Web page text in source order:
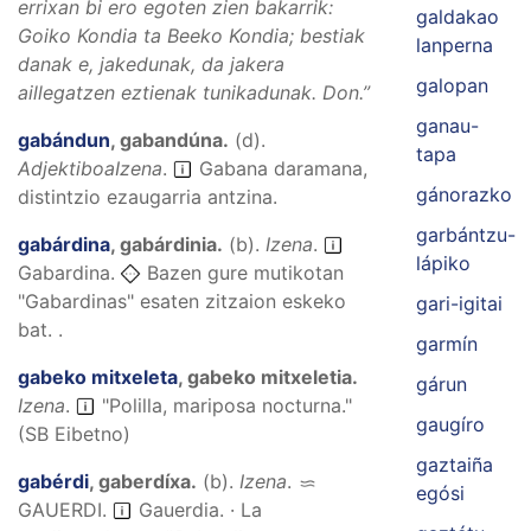
errixan bi ero egoten zien bakarrik:
Goiko Kondia ta Beeko Kondia; bestiak
danak e, jakedunak, da jakera
aillegatzen eztienak tunikadunak. Don.”
gabándun, gabandúna. (d).
AdjektiboaIzena.
Gabana daramana,
distintzio ezaugarria antzina.
gabárdina, gabárdinia. (b). Izena.
Gabardina.
Bazen gure mutikotan
"Gabardinas" esaten zitzaion eskeko
bat. .
gabeko mitxeleta, gabeko mitxeletia.
Izena.
"Polilla, mariposa nocturna."
(SB Eibetno)
gabérdi, gaberdíxa. (b). Izena.
GAUERDI.
Gauerdia. · La
galdakao
lanperna
galopan
ganau-
tapa
gánorazko
garbántzu-
lápiko
gari-igitai
garmín
gárun
gaugíro
gaztaiña
egósi